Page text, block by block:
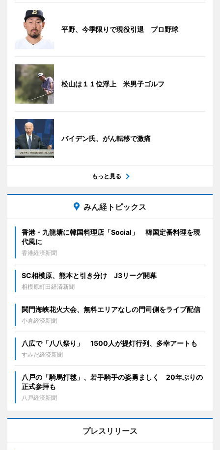
平野、今季限りで現役引退 プロ野球
松山は１１位浮上 米男子ゴルフ
バイデン氏、がん転移で激痛
もっと見る
みん経トピックス
香港・九龍塘に韓国料理店「Social」 韓国定番料理を現
代風に
香港経済新聞
SC相模原、熊本と引き分け J3リーグ開幕
相模原町田経済新聞
関門海峡花火大会、無料エリアなしの門司側をライブ配信
小倉経済新聞
八広で「八八祭り」 1500人が提灯行列、多幸アートも
すみだ経済新聞
八戸の「騎馬打毬」、若手騎手の姿勇ましく 20年ぶりの
正式参拝も
八戸経済新聞
プレスリリース